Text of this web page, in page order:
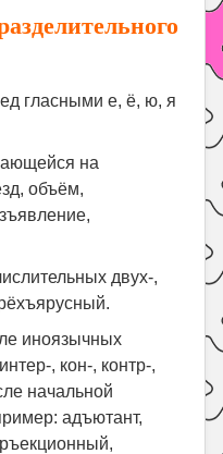
гласными е, ё, ю, я
на
объём,
двух-,
иноязычных
, кон-, контр-,
начальной
адъютант,